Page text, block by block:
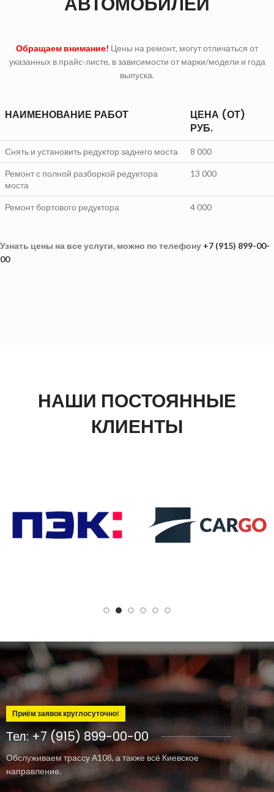
Обращаем внимание! Цены на ремонт, могут отличаться от
указанных в прайс-листе, в зависимости от марки/модели и года
выпуска.
НАИМЕНОВАНИЕ РАБОТ
ЦЕНА (ОТ)
РУБ.
Снять и установить редуктор заднего моста 8 000
Ремонт с полной разборкой редуктора
моста
13 000
Ремонт бортового редуктора 4 000
Узнать цены на все услуги, можно по телефону +7 (915) 899-00-
00
НАШИ ПОСТОЯННЫЕ
КЛИЕНТЫ
Приём заявок круглосуточно!
Тел: +7 (915) 899-00-00
Обслуживаем трассу А108, а также всё Киевское
направление.